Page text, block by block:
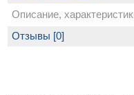
Описание,
Отзывы [0]